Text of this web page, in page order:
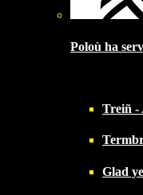
Poloù ha
Treiñ -
Glad